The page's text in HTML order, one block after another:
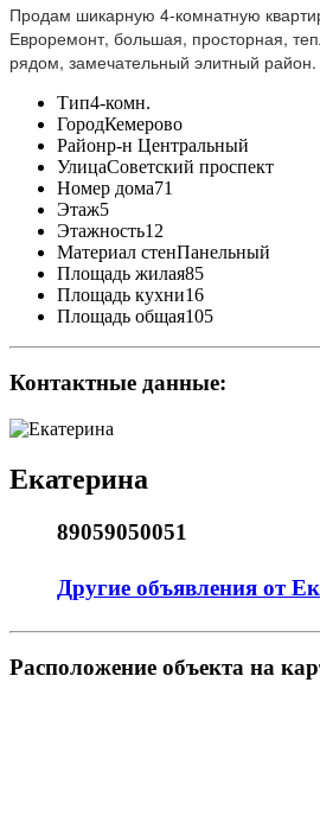
Продам шикарную 4-комнатную
Евроремонт, большая, просторная,
рядом, замечательный элитный район.
Тип4-комн.
ГородКемерово
Районр-н Центральный
УлицаСоветский проспект
Номер дома71
Этаж5
Этажность12
Материал стенПанельный
Площадь жилая85
Площадь кухни16
Площадь общая105
Контактные данные:
Екатерина
89059050051
Другие объявления от
Pасположение объекта на